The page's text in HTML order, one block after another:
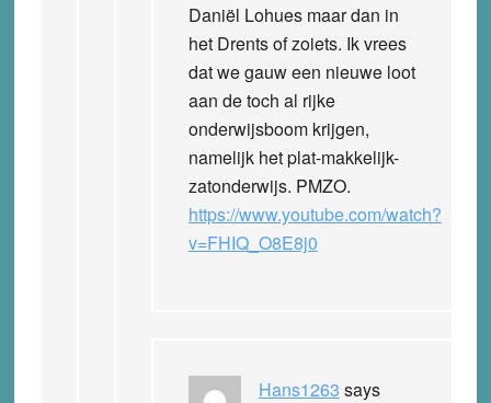
Daniël Lohues maar dan in
het Drents of zoiets. Ik vrees
dat we gauw een nieuwe loot
aan de toch al rijke
onderwijsboom krijgen,
namelijk het plat-makkelijk-
zatonderwijs. PMZO.
https://www.youtube.com/watch?
v=FHIQ_O8E8j0
Hans1263 says